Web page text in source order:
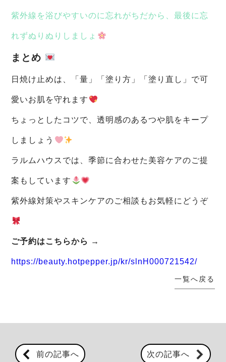
紫外線を浴びやすいのに忘れがちだから、最後に忘
れずぬりぬりしましょ
まとめ
日焼け止めは、「量」「塗り方」「塗り直し」で可
愛いお肌を守れます
ちょっとしたコツで、透明感のあるつや肌をキープ
しましょう
ラルムハウスでは、季節に合わせた美容ケアのご提
案もしています
紫外線対策やスキンケアのご相談もお気軽にどうぞ
ご予約はこちらから →
https://beauty.hotpepper.jp/kr/slnH000721542/
一覧へ戻る
前の記事へ 次の記事へ